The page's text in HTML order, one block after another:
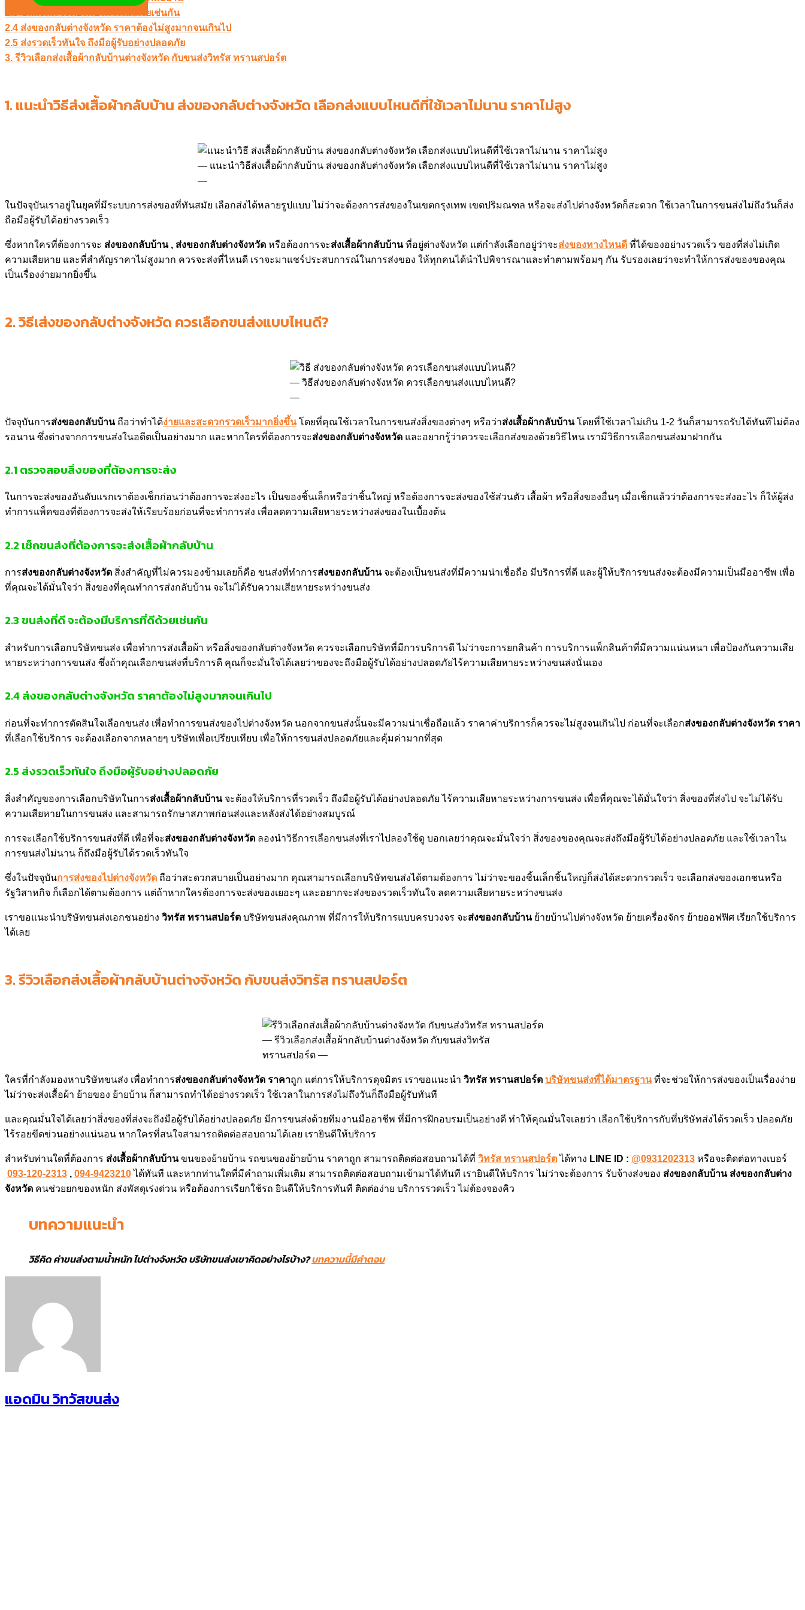
2.3 ขนส่งที่ดี จะต้องมีบริการที่ดีด้วยเช่นกัน
2.4 ส่งของกลับต่างจังหวัด ราคาต้องไม่สูงมากจนเกินไป
2.5 ส่งรวดเร็วทันใจ ถึงมือผู้รับอย่างปลอดภัย
3. รีวิวเลือกส่งเสื้อผ้ากลับบ้านต่างจังหวัด กับขนส่งวิทรัส ทรานสปอร์ต
1. แนะนำวิธีส่งเสื้อผ้ากลับบ้าน ส่งของกลับต่างจังหวัด เลือกส่งแบบไหนดีที่ใช้เวลาไม่นาน ราคาไม่สูง
แนะนำวิธีส่งเสื้อผ้ากลับบ้าน ส่งของกลับต่างจังหวัด เลือกส่งแบบไหนดีที่ใช้เวลาไม่นาน ราคาไม่สูง
ในปัจจุบันเราอยู่ในยุคที่มีระบบการส่งของที่ทันสมัย เลือกส่งได้หลายรูปแบบ ไม่ว่าจะต้องการส่งของในเขตกรุงเทพ เขตปริมณฑล หรือจะส่งไปต่างจังหวัดก็สะดวก ใช้เวลาในการขนส่งไม่ถึงวันก็ส่ง
ถือมือผู้รับได้อย่างรวดเร็ว
ซึ่งหากใครที่ต้องการจะ ส่งของกลับบ้าน , ส่งของกลับต่างจังหวัด หรือต้องการจะส่งเสื้อผ้ากลับบ้านที่อยู่ต่างจังหวัด แต่กำลังเลือกอยู่ว่าจะส่งของทางไหนดี ที่ได้ของอย่างรวดเร็ว ของที่ส่งไม่เกิด
ความเสียหาย และที่สำคัญราคาไม่สูงมาก ควรจะส่งที่ไหนดี เราจะมาแชร์ประสบการณ์ในการส่งของ ให้ทุกคนได้นำไปพิจารณาและทำตามพร้อมๆ กัน รับรองเลยว่าจะทำให้การส่งของของคุณ
เป็นเรื่องง่ายมากยิ่งขึ้น
2.วิธีเส่งของกลับต่างจังหวัด ควรเลือกขนส่งแบบไหนดี?
วิธีส่งของกลับต่างจังหวัด ควรเลือกขนส่งแบบไหนดี?
ปัจจุบันการส่งของกลับบ้านถือว่าทำได้ง่ายและสะดวกรวดเร็วมากยิ่งขึ้นโดยที่คุณใช้เวลาในการขนส่งสิ่งของต่างๆ หรือว่าส่งเสื้อผ้ากลับบ้านโดยที่ใช้เวลาไม่เกิน 1-2 วันก็สามารถรับได้ทันทีไม่ต้อง
รอนาน ซึ่งต่างจากการขนส่งในอดีตเป็นอย่างมาก และหากใครที่ต้องการจะส่งของกลับต่างจังหวัด และอยากรู้ว่าควรจะเลือกส่งของด้วยวิธีไหน เรามีวิธีการเลือกขนส่งมาฝากกัน
2.1 ตรวจสอบสิ่งของที่ต้องการจะส่ง
ในการจะส่งของอันดับแรกเราต้องเช็กก่อนว่าต้องการจะส่งอะไร เป็นของชิ้นเล็กหรือว่าชิ้นใหญ่ หรือต้องการจะส่งของใช้ส่วนตัว เสื้อผ้า หรือสิ่งของอื่นๆ เมื่อเช็กแล้วว่าต้องการจะส่งอะไร ก็ให้ผู้ส่ง
ทำการแพ็คของที่ต้องการจะส่งให้เรียบร้อยก่อนที่จะทำการส่ง เพื่อลดความเสียหายระหว่างส่งของในเบื้องต้น
2.2 เช็กขนส่งที่ต้องการจะส่งเสื้อผ้ากลับบ้าน
การส่งของกลับต่างจังหวัด สิ่งสำคัญที่ไม่ควรมองข้ามเลยก็คือ ขนส่งที่ทำการส่งของกลับบ้านจะต้องเป็นขนส่งที่มีความน่าเชื่อถือ มีบริการที่ดี และผู้ให้บริการขนส่งจะต้องมีความเป็นมืออาชีพ เพื่อ
ที่คุณจะได้มั่นใจว่า สิ่งของที่คุณทำการส่งกลับบ้าน จะไม่ได้รับความเสียหายระหว่างขนส่ง
2.3ขนส่งที่ดี จะต้องมีบริการที่ดีด้วยเช่นกัน
สำหรับการเลือกบริษัทขนส่ง เพื่อทำการส่งเสื้อผ้า หรือสิ่งของกลับต่างจังหวัด ควรจะเลือกบริษัทที่มีการบริการดี ไม่ว่าจะการยกสินค้า การบริการแพ็กสินค้าที่มีความแน่นหนา เพื่อป้องกันความเสีย
หายระหว่างการขนส่ง ซึ่งถ้าคุณเลือกขนส่งที่บริการดี คุณก็จะมั่นใจได้เลยว่าของจะถึงมือผู้รับได้อย่างปลอดภัยไร้ความเสียหายระหว่างขนส่งนั่นเอง
2.4ส่งของกลับต่างจังหวัด ราคาต้องไม่สูงมากจนเกินไป
ก่อนที่จะทำการตัดสินใจเลือกขนส่ง เพื่อทำการขนส่งของไปต่างจังหวัด นอกจากขนส่งนั้นจะมีความน่าเชื่อถือแล้ว ราคาค่าบริการก็ควรจะไม่สูงจนเกินไป ก่อนที่จะเลือกส่งของกลับต่างจังหวัด ราคา
ที่เลือกใช้บริการ จะต้องเลือกจากหลายๆ บริษัทเพื่อเปรียบเทียบ เพื่อให้การขนส่งปลอดภัยและคุ้มค่ามากที่สุด
2.5 ส่งรวดเร็วทันใจ ถึงมือผู้รับอย่างปลอดภัย
สิ่งสำคัญของการเลือกบริษัทในการส่งเสื้อผ้ากลับบ้าน จะต้องให้บริการที่รวดเร็ว ถึงมือผู้รับได้อย่างปลอดภัย ไร้ความเสียหายระหว่างการขนส่ง เพื่อที่คุณจะได้มั่นใจว่า สิ่งของที่ส่งไป จะไม่ได้รับ
ความเสียหายในการขนส่ง และสามารถรักษาสภาพก่อนส่งและหลังส่งได้อย่างสมบูรณ์
การจะเลือกใช้บริการขนส่งที่ดี เพื่อที่จะส่งของกลับต่างจังหวัด ลองนำวิธีการเลือกขนส่งที่เราไปลองใช้ดู บอกเลยว่าคุณจะมั่นใจว่า สิ่งของของคุณจะส่งถึงมือผู้รับได้อย่างปลอดภัย และใช้เวลาใน
การขนส่งไม่นาน ก็ถึงมือผู้รับได้รวดเร็วทันใจ
ซึ่งในปัจจุบันการส่งของไปต่างจังหวัด ถือว่าสะดวกสบายเป็นอย่างมาก คุณสามารถเลือกบริษัทขนส่งได้ตามต้องการ ไม่ว่าจะของชิ้นเล็กชิ้นใหญ่ก็ส่งได้สะดวกรวดเร็ว จะเลือกส่งของเอกชนหรือ
รัฐวิสาหกิจ ก็เลือกได้ตามต้องการ แต่ถ้าหากใครต้องการจะส่งของเยอะๆ และอยากจะส่งของรวดเร็วทันใจ ลดความเสียหายระหว่างขนส่ง
เราขอแนะนำบริษัทขนส่งเอกชนอย่าง วิทรัส ทรานสปอร์ต บริษัทขนส่งคุณภาพ ที่มีการให้บริการแบบครบวงจร จะส่งของกลับบ้านย้ายบ้านไปต่างจังหวัด ย้ายเครื่องจักร ย้ายออฟฟิศ เรียกใช้บริการ
ได้เลย
3.รีวิวเลือกส่งเสื้อผ้ากลับบ้านต่างจังหวัด กับขนส่งวิทรัส ทรานสปอร์ต
รีวิวเลือกส่งเสื้อผ้ากลับบ้านต่างจังหวัด กับขนส่งวิทรัส
ทรานสปอร์ต
ใครที่กำลังมองหาบริษัทขนส่ง เพื่อทำการส่งของกลับต่างจังหวัด ราคาถูก แต่การให้บริการดุจมิตร เราขอแนะนำ วิทรัส ทรานสปอร์ต บริษัทขนส่งที่ได้มาตรฐานที่จะช่วยให้การส่งของเป็นเรื่องง่าย
ไม่ว่าจะส่งเสื้อผ้า ย้ายของ ย้ายบ้าน ก็สามารถทำได้อย่างรวดเร็ว ใช้เวลาในการส่งไม่ถึงวันก็ถึงมือผู้รับทันที
และคุณมั่นใจได้เลยว่าสิ่งของที่ส่งจะถึงมือผู้รับได้อย่างปลอดภัย มีการขนส่งด้วยทีมงานมืออาชีพ ที่มีการฝึกอบรมเป็นอย่างดี ทำให้คุณมั่นใจเลยว่า เลือกใช้บริการกับที่บริษัทส่งได้รวดเร็ว ปลอดภัย
ไร้รอยขีดข่วนอย่างแน่นอน หากใครที่สนใจสามารถติดต่อสอบถามได้เลย เรายินดีให้บริการ
สำหรับท่านใดที่ต้องการ ส่งเสื้อผ้ากลับบ้านขนของย้ายบ้าน รถขนของย้ายบ้าน ราคาถูก สามารถติดต่อสอบถามได้ที่ วิทรัส ทรานสปอร์ตได้ทาง LINE ID : @0931202313 หรือจะติดต่อทางเบอร์
093-120-2313 , 094-9423210ได้ทันที และหากท่านใดที่มีคำถามเพิ่มเติม สามารถติดต่อสอบถามเข้ามาได้ทันที เรายินดีให้บริการ ไม่ว่าจะต้องการ รับจ้างส่งของ ส่งของกลับบ้าน ส่งของกลับต่าง
จังหวัด คนช่วยยกของหนัก ส่งพัสดุเร่งด่วน หรือต้องการเรียกใช้รถ ยินดีให้บริการทันที ติดต่อง่าย บริการรวดเร็ว ไม่ต้องจองคิว
บทความแนะนำ
วิธีคิด ค่าขนส่งตามน้ำหนัก ไปต่างจังหวัด บริษัทขนส่งเขาคิดอย่างไรบ้าง?บทความนี้มีคำตอบ
แอดมิน วิทวัสขนส่ง